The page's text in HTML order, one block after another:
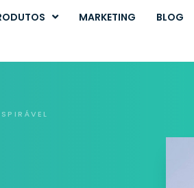
MARKETING BLOG